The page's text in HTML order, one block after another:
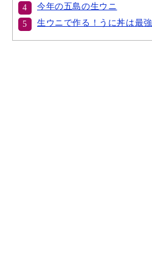
今年の五島の生ウニ
生ウニで作る！うに丼は最強